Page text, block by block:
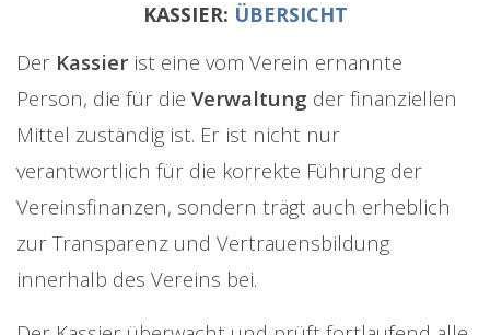
KASSIER: ÜBERSICHT
Der Kassier ist eine vom Verein ernannte
Person, die für die Verwaltung der finanziellen
Mittel zuständig ist. Er ist nicht nur
verantwortlich für die korrekte Führung der
Vereinsfinanzen, sondern trägt auch erheblich
zur Transparenz und Vertrauensbildung
innerhalb des Vereins bei.